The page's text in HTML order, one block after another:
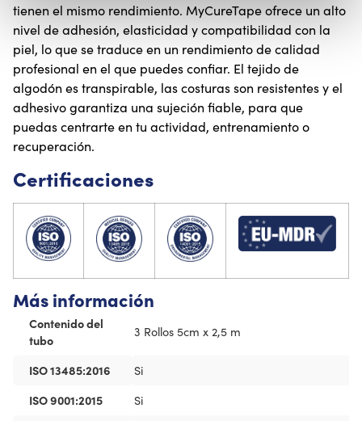
tienen el mismo rendimiento. MyCureTape ofrece un alto
nivel de adhesión, elasticidad y compatibilidad con la
piel, lo que se traduce en un rendimiento de calidad
profesional en el que puedes confiar. El tejido de
algodón es transpirable, las costuras son resistentes y el
adhesivo garantiza una sujeción fiable, para que
puedas centrarte en tu actividad, entrenamiento o
recuperación.
Certificaciones
Más información
Contenido del
tubo
3 Rollos 5cm x 2,5 m
ISO 13485:2016
Si
ISO 9001:2015
Si